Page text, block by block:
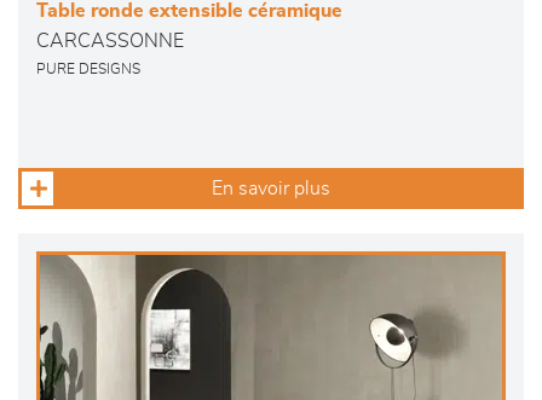
Table ronde extensible céramique
CARCASSONNE
PURE DESIGNS
En savoir plus